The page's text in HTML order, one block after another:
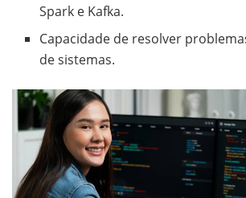
Spark e Kafka.
Capacidade de resolver
de sistemas.